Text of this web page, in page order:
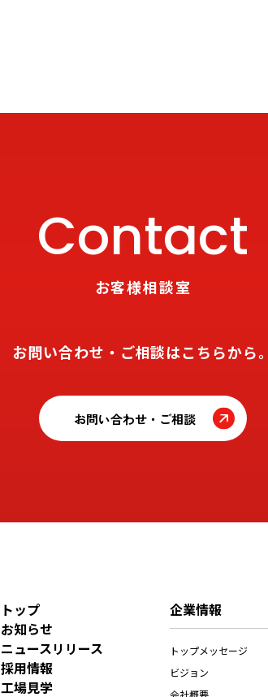
Contact
お客様相談室
お問い合わせ・ご相談はこちらから。
お問い合わせ・ご相談
トップ
お知らせ
ニュースリリース
採用情報
工場見学
企業情報
トップメッセージ
ビジョン
会社概要